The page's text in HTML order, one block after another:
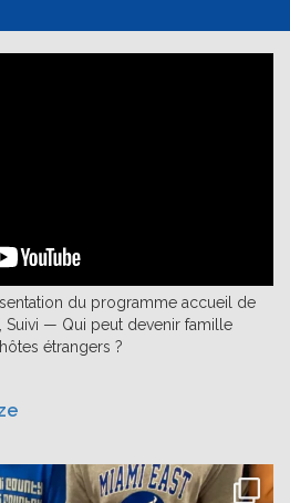
du programme accueil de
Suivi — Qui peut devenir famille
étrangers ?